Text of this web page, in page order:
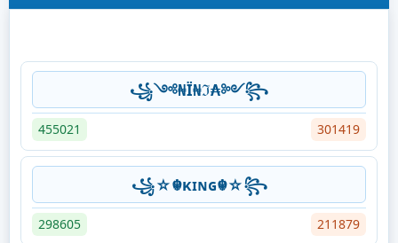
꧁༺₦Ї₦ℑ₳༻꧂
455021 301419
꧁☆☬κɪɴɢ☬☆꧂
298605 211879